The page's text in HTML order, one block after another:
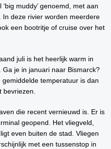
muddy’ genoemd, met aan
deze rivier worden meerdere
een bootritje of cruise over het
juli is het heerlijk warm in
je in januari naar Bismarck?
temperatuur is dan
bevriezen.
die recent vernieuwd is. Er is
geopend. Het vliegveld,
even buiten de stad. Vliegen
met een tussenstop in